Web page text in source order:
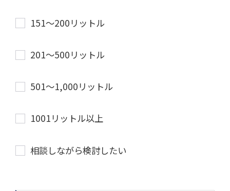
151〜200リットル
201〜500リットル
501〜1,000リットル
1001リットル以上
相談しながら検討したい